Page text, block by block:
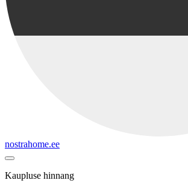
nostrahome.ee
Kaupluse hinnang